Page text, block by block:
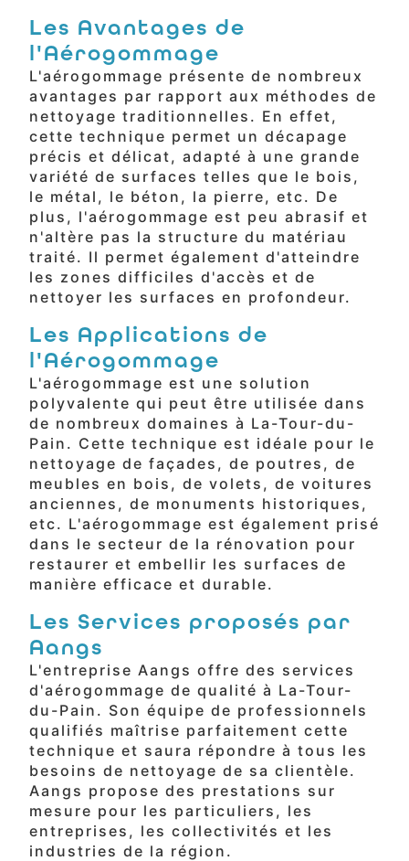
Les Avantages de
l'Aérogommage
L'aérogommage présente de nombreux
avantages par rapport aux méthodes de
nettoyage traditionnelles. En effet,
cette technique permet un décapage
précis et délicat, adapté à une grande
variété de surfaces telles que le bois,
le métal, le béton, la pierre, etc. De
plus, l'aérogommage est peu abrasif et
n'altère pas la structure du matériau
traité. Il permet également d'atteindre
les zones difficiles d'accès et de
nettoyer les surfaces en profondeur.
Les Applications de
l'Aérogommage
L'aérogommage est une solution
polyvalente qui peut être utilisée dans
de nombreux domaines à La-Tour-du-
Pain. Cette technique est idéale pour le
nettoyage de façades, de poutres, de
meubles en bois, de volets, de voitures
anciennes, de monuments historiques,
etc. L'aérogommage est également prisé
dans le secteur de la rénovation pour
restaurer et embellir les surfaces de
manière efficace et durable.
Les Services proposés par
Aangs
L'entreprise Aangs offre des services
d'aérogommage de qualité à La-Tour-
du-Pain. Son équipe de professionnels
qualifiés maîtrise parfaitement cette
technique et saura répondre à tous les
besoins de nettoyage de sa clientèle.
Aangs propose des prestations sur
mesure pour les particuliers, les
entreprises, les collectivités et les
industries de la région.